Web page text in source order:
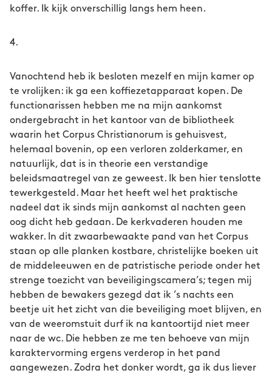
koffer. Ik kijk onverschillig langs hem heen.
4.
Vanochtend heb ik besloten mezelf en mijn kamer op
te vrolijken: ik ga een koffiezetapparaat kopen. De
functionarissen hebben me na mijn aankomst
ondergebracht in het kantoor van de bibliotheek
waarin het Corpus Christianorum is gehuisvest,
helemaal bovenin, op een verloren zolderkamer, en
natuurlijk, dat is in theorie een verstandige
beleidsmaatregel van ze geweest. Ik ben hier tenslotte
tewerkgesteld. Maar het heeft wel het praktische
nadeel dat ik sinds mijn aankomst al nachten geen
oog dicht heb gedaan. De kerkvaderen houden me
wakker. In dit zwaarbewaakte pand van het Corpus
staan op alle planken kostbare, christelijke boeken uit
de middeleeuwen en de patristische periode onder het
strenge toezicht van beveiligingscamera’s; tegen mij
hebben de bewakers gezegd dat ik ’s nachts een
beetje uit het zicht van die beveiliging moet blijven, en
van de weeromstuit durf ik na kantoortijd niet meer
naar de wc. Die hebben ze me ten behoeve van mijn
karaktervorming ergens verderop in het pand
aangewezen. Zodra het donker wordt, ga ik dus liever